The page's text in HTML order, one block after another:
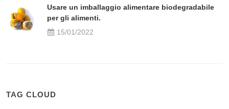
Usare un imballaggio alimentare biodegradabile
per gli alimenti.
15/01/2022
TAG CLOUD